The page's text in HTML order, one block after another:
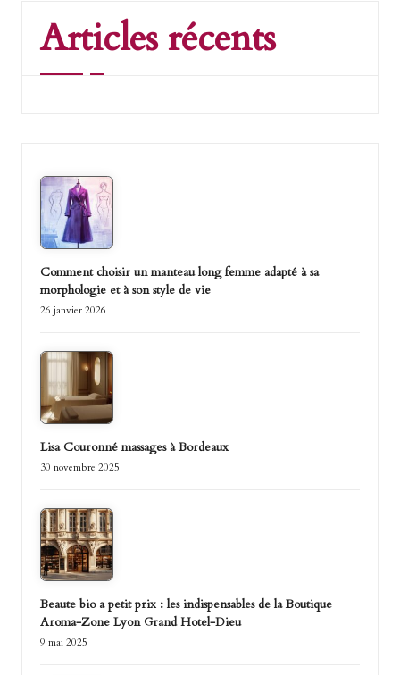
Articles récents
Comment choisir un manteau long femme adapté à sa
morphologie et à son style de vie
26 janvier 2026
Lisa Couronné massages à Bordeaux
30 novembre 2025
Beaute bio a petit prix : les indispensables de la Boutique
Aroma-Zone Lyon Grand Hotel-Dieu
9 mai 2025